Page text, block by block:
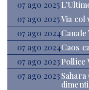
07 ago 2025
07 ago 2025Via col
07 ago 2024Canale
07 ago 2024Caos
07 ago 2023Pollice
07 ago 2023